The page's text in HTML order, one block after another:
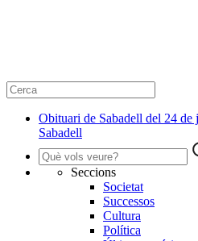
Obituari de Sabadell del 24 de
Sabadell
Seccions
Societat
Successos
Cultura
Política